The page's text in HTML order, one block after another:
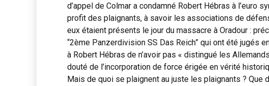
d’appel de Colmar a condamné Robert Hébras à l’euro
profit des plaignants, à savoir les associations de
eux étaient présents le jour du massacre à Oradour :
“2ème Panzerdivision SS Das Reich” qui ont été jugés
à Robert Hébras de n’avoir pas « distingué les
douté de l’incorporation de force érigée en vérité
Mais de quoi se plaignent au juste les plaignants ?